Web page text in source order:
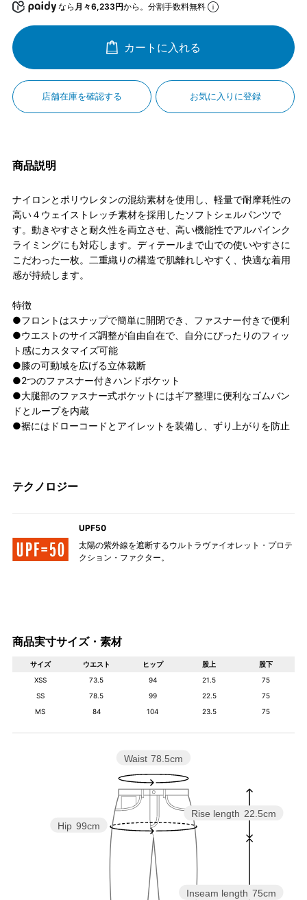
なら 月々6,233円から。分割手数料無料
カートに入れる
店舗在庫を確認する お気に入りに登録
商品説明
ナイロンとポリウレタンの混紡素材を使用し、軽量で耐摩耗性の
高い４ウェイストレッチ素材を採用したソフトシェルパンツで
す。動きやすさと耐久性を両立させ、高い機能性でアルパインク
ライミングにも対応します。ディテールまで山での使いやすさに
こだわった一枚。二重織りの構造で肌離れしやすく、快適な着用
感が持続します。
特徴
●フロントはスナップで簡単に開閉でき、ファスナー付きで便利
●ウエストのサイズ調整が自由自在で、自分にぴったりのフィッ
ト感にカスタマイズ可能
●膝の可動域を広げる立体裁断
●2つのファスナー付きハンドポケット
●大腿部のファスナー式ポケットにはギア整理に便利なゴムバン
ドとループを内蔵
●裾にはドローコードとアイレットを装備し、ずり上がりを防止
テクノロジー
UPF50
太陽の紫外線を遮断するウルトラヴァイオレット・プロテ
クション・ファクター。
商品実寸サイズ・素材
サイズ ウエスト ヒップ 股上
股下
XSS
73.5 94 21.5
75
SS
78.5 99 22.5
75
MS
84 104 23.5 75
Inseam length 75cm
Rise length 22.5cm
Hip 99cm
Waist 78.5cm